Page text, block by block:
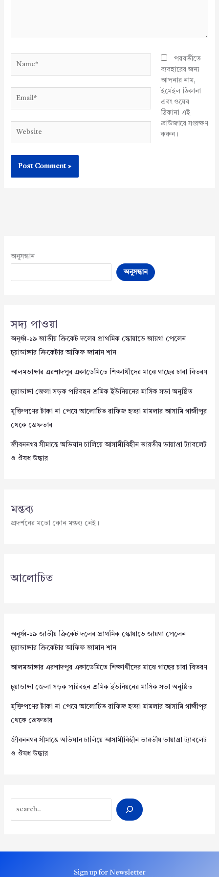
পরবর্তীতে
ব্যবহারের জন্য
আপনার নাম,
ইমেইল ঠিকানা
এবং ওয়েব
ঠিকানা এই
ব্রাউজারে সংরক্ষণ
করুন।
অনুসন্ধান
অনুসন্ধান
সদ্য পাওয়া
অনূর্ধ্ব-১৯ জাতীয় ক্রিকেট দলের প্রাথমিক স্কোয়াডে জায়গা পেলেন
চুয়াডাঙ্গার ক্রিকেটার আফিফ জামান শান
আলমডাঙ্গার এরশাদপুর একাডেমিতে শিক্ষার্থীদের মাঝে গাছের চারা বিতরণ
চুয়াডাঙ্গা জেলা সড়ক পরিবহন শ্রমিক ইউনিয়নের মাসিক সভা অনুষ্ঠিত
মুক্তিপণের টাকা না পেয়ে আলোচিত রাফিজ হত্যা মামলার আসামি গাজীপুর
থেকে গ্রেফতার
জীবননগর সীমান্তে অভিযান চালিয়ে আসামীবিহীন ভারতীয় ভায়াগ্রা ট্যাবলেট
ও ঔষধ উদ্ধার
মন্তব্য
প্রদর্শনের মতো কোন মন্তব্য নেই।
আলোচিত
অনূর্ধ্ব-১৯ জাতীয় ক্রিকেট দলের প্রাথমিক স্কোয়াডে জায়গা পেলেন
চুয়াডাঙ্গার ক্রিকেটার আফিফ জামান শান
আলমডাঙ্গার এরশাদপুর একাডেমিতে শিক্ষার্থীদের মাঝে গাছের চারা বিতরণ
চুয়াডাঙ্গা জেলা সড়ক পরিবহন শ্রমিক ইউনিয়নের মাসিক সভা অনুষ্ঠিত
মুক্তিপণের টাকা না পেয়ে আলোচিত রাফিজ হত্যা মামলার আসামি গাজীপুর
থেকে গ্রেফতার
জীবননগর সীমান্তে অভিযান চালিয়ে আসামীবিহীন ভারতীয় ভায়াগ্রা ট্যাবলেট
ও ঔষধ উদ্ধার
Sign up for Newsletter